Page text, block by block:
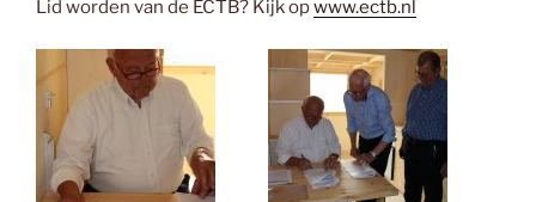
Lid worden van de ECTB? Kijk opwww.ectb.nl